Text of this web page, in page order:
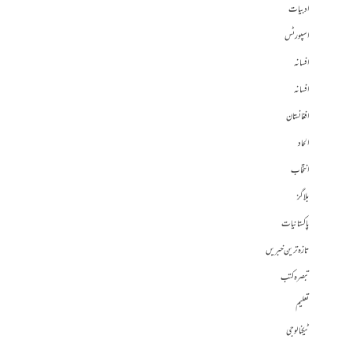
ادبیات
اسپورٹس
افسانہ
افسانہ
افغانستان
الحاد
انتخاب
بلاگز
پاکستانیات
تازہ ترین خبریں
تبصرہ کتب
تعلیم
ٹیکنالوجی